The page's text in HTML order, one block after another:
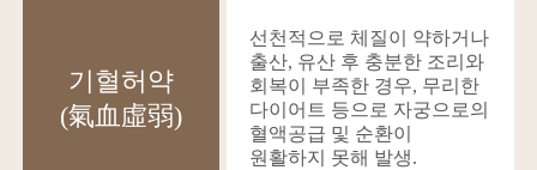
기혈허약
(氣血虛弱)
선천적으로 체질이 약하거나
출산, 유산 후 충분한 조리와
회복이 부족한 경우, 무리한
다이어트 등으로 자궁으로의
혈액공급 및 순환이
원활하지 못해 발생.